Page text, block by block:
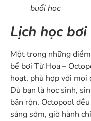
buổi học
Lịch học
Một trong những
bể bơi Từ Hoa –
hoạt, phù hợp với mọi
Dù bạn là học sinh,
bận rộn, Octopool
sáng sớm, giờ hành